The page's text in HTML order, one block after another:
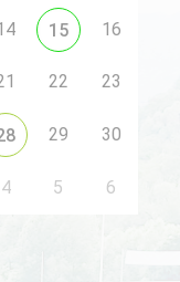
15 16
22 23
29 30
4 5 6